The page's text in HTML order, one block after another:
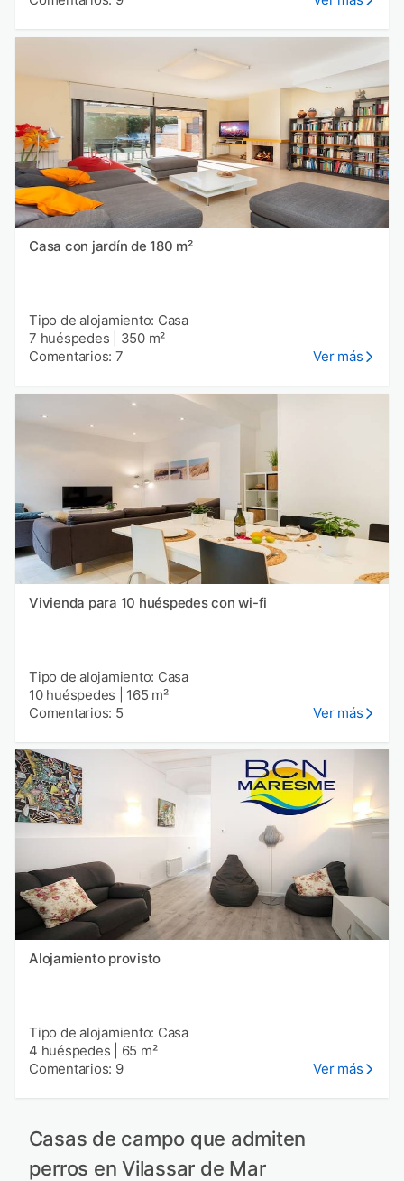
Casa con jardín de 180 m²
Tipo de alojamiento: Casa
7 huéspedes
350 m²
Comentarios: 7
Ver más
Vivienda para 10 huéspedes con wi-fi
Tipo de alojamiento: Casa
10 huéspedes
165 m²
Comentarios: 5
Ver más
Alojamiento provisto
Tipo de alojamiento: Casa
4 huéspedes
65 m²
Comentarios: 9
Ver más
Casas de campo que admiten
perros en Vilassar de Mar